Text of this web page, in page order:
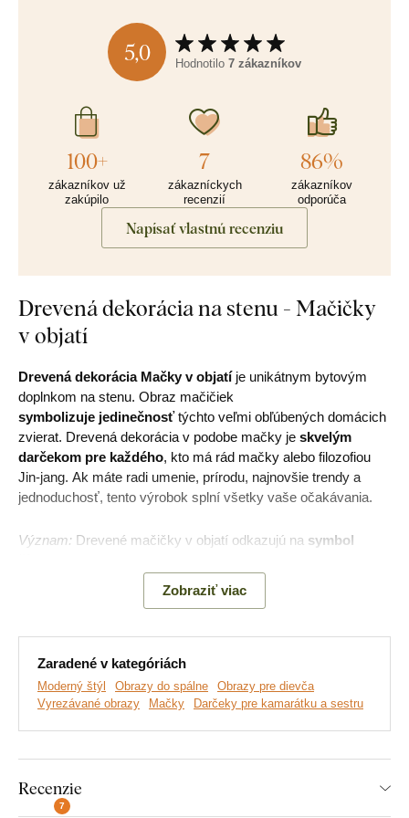
5,0 Hodnotilo 7 zákazníkov
100+
zákazníkov už
zakúpilo
7
zákazníckych
recenzií
86%
zákazníkov
odporúča
Napísať vlastnú recenziu
Drevená dekorácia na stenu - Mačičky
v objatí
Drevená dekorácia Mačky v objatíje unikátnym bytovým
doplnkom na stenu. Obraz mačičiek
symbolizuje jedinečnosťtýchto veľmi obľúbených domácich
zvierat. Drevená dekorácia v podobe mačky je skvelým
darčekom pre každého, kto má rád mačky alebo filozofiou
Jin-jang. Ak máte radi umenie, prírodu, najnovšie trendy a
jednoduchosť, tento výrobok splní všetky vaše očakávania.
Význam: Drevené mačičky v objatí odkazujú na symbol
, sebadôvery, schopnosti pohybu a rovnováhy.
Hlavné výhody produktu:
Skrytá symbolika
Ekologická výroba
Zobraziť viac
Zaradené v kategóriách
Moderný štýl Obrazy do spálne
Obrazy pre dievča
Vyrezávané obrazy
Mačky Darčeky pre kamarátku a sestru
Recenzie
7